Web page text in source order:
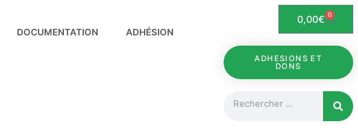
DOCUMENTATION ADHÉSION
0,00€ 0
Panier
ADHESIONS ET
DONS